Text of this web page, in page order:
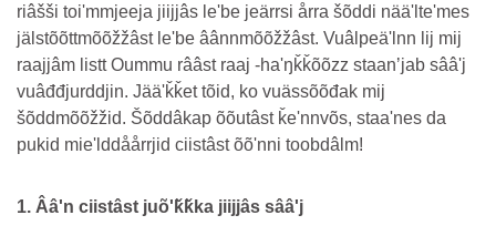
riâšši toiʹmmjeeja jiijjâs leʹbe jeärrsi årra šõddi nääʹlteʹmes
jälstõõttmõõžžâst leʹbe âânnmõõžžâst. Vuâlpeäʹlnn lij mij
raajjâm listt Oummu rââst raaj -haʹŋǩǩõõzz staanʼjab sââʹj
vuâđđjurddjin. Jääʹǩǩet tõid, ko vuässõõđak mij
šõddmõõžžid. Šõddâkap õõutâst ǩeʹnnvõs, staaʹnes da
pukid mieʹlddåårrjid ciistâst õõʹnni toobdâlm!
1. Ââʹn ciistâst juõʹǩǩka jiijjâs sââʹj